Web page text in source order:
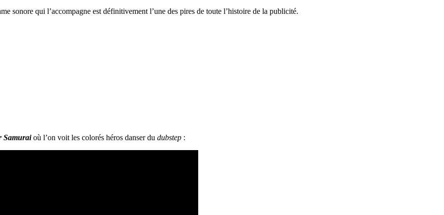
sonore qui l’accompagne est définitivement l’une des pires de toute l’histoire de la publicité.
Samuraioù l’on voit les colorés héros danser du dubstep :